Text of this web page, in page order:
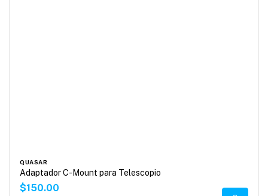
QUASAR
Adaptador C-Mount para Telescopio
$150.00